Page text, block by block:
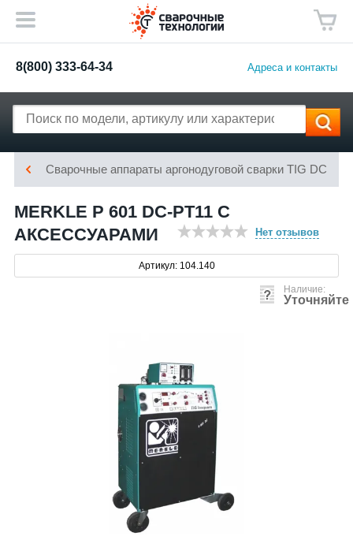
8(800) 333-64-34 Адреса и контакты
Сварочные аппараты аргонодуговой сварки TIG DC
MERKLE P 601 DC-PT11 С
АКСЕССУАРАМИ
Нет отзывов
Артикул: 104.140
Наличие:
Уточняйте